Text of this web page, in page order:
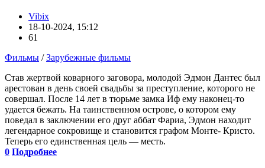
Vibix
18-10-2024, 15:12
61
Фильмы /Зарубежные фильмы
Став жертвой коварного заговора, молодой Эдмон Дантес был
арестован в день своей свадьбы за преступление, которого не
совершал. После 14 лет в тюрьме замка Иф ему наконец-то
удается бежать. На таинственном острове, о котором ему
поведал в заключении его друг аббат Фариа, Эдмон находит
легендарное сокровище и становится графом Монте- Кристо.
Теперь его единственная цель — месть.
0 Подробнее